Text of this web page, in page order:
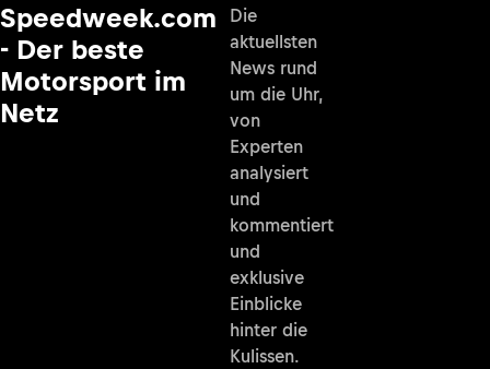
Speedweek.com
- Der beste
Motorsport im
Netz
Die
aktuellsten
News rund
um die Uhr,
von
Experten
analysiert
und
kommentiert
und
exklusive
Einblicke
hinter die
Kulissen.